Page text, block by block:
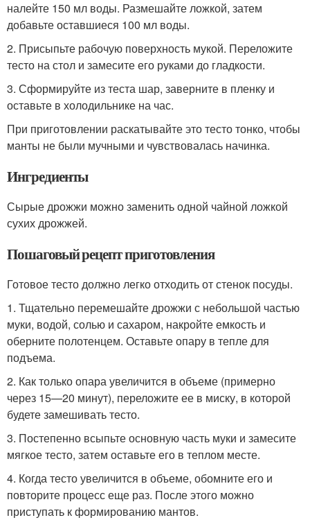
налейте 150 мл воды. Размешайте ложкой, затем
добавьте оставшиеся 100 мл воды.
2. Присыпьте рабочую поверхность мукой. Переложите
тесто на стол и замесите его руками до гладкости.
3. Сформируйте из теста шар, заверните в пленку и
оставьте в холодильнике на час.
При приготовлении раскатывайте это тесто тонко, чтобы
манты не были мучными и чувствовалась начинка.
Ингредиенты
Сырые дрожжи можно заменить одной чайной ложкой
сухих дрожжей.
Пошаговый рецепт приготовления
Готовое тесто должно легко отходить от стенок посуды.
1. Тщательно перемешайте дрожжи с небольшой частью
муки, водой, солью и сахаром, накройте емкость и
оберните полотенцем. Оставьте опару в тепле для
подъема.
2. Как только опара увеличится в объеме (примерно
через 15—20 минут), переложите ее в миску, в которой
будете замешивать тесто.
3. Постепенно всыпьте основную часть муки и замесите
мягкое тесто, затем оставьте его в теплом месте.
4. Когда тесто увеличится в объеме, обомните его и
повторите процесс еще раз. После этого можно
приступать к формированию мантов.